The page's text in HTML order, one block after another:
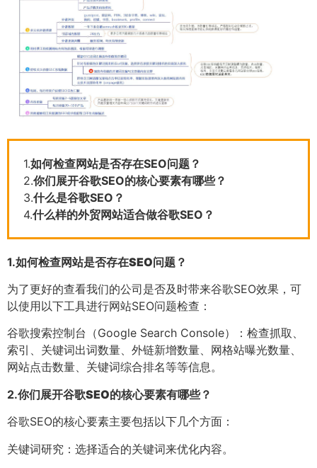
1.如何检查网站是否存在SEO问题？
2.你们展开谷歌SEO的核心要素有哪些？
3.什么是谷歌SEO？
4.什么样的外贸网站适合做谷歌SEO？
1.如何检查网站是否存在SEO问题？
为了更好的查看我们的公司是否及时带来谷歌SEO效果，可
以使用以下工具进行网站SEO问题检查：
谷歌搜索控制台（Google Search Console）：检查抓取、
索引、关键词出词数量、外链新增数量、网格站曝光数量、
网站点击数量、关键词综合排名等等信息。
2.你们展开谷歌SEO的核心要素有哪些？
谷歌SEO的核心要素主要包括以下几个方面：
关键词研究：选择适合的关键词来优化内容。